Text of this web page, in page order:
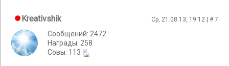
Kreativshik Ср, 21.08.13, 19:12 | #7
Сообщений: 2472
Награды: 258
Cовы: 113